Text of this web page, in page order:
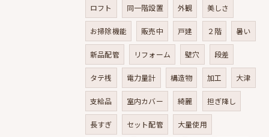
ロフト 同一階設置 外観 美しさ
お掃除機能 販売中 戸建 ２階 暑い
新品配管 リフォーム 壁穴 段差
タテ桟 電力量計 構造物 加工 大津
支給品 室内カバー 綺麗 担ぎ降し
長すぎ セット配管 大量使用